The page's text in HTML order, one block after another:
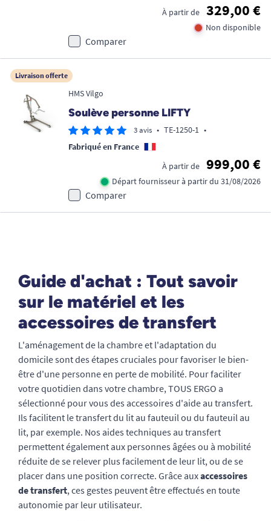
À partir de 329,00 €
Non disponible
Comparer
Livraison offerte
HMS Vilgo
Soulève personne LIFTY
3 avis • TE-1250-1 •
Fabriqué en France
À partir de
999,00 €
Départ fournisseur à partir du 31/08/2026
Comparer
Guide d'achat : Tout savoir
sur le matériel et les
accessoires de transfert
L'aménagement de la chambre et l'adaptation du
domicile sont des étapes cruciales pour favoriser le bien-
être d'une personne en perte de mobilité. Pour faciliter
votre quotidien dans votre chambre, TOUS ERGO a
sélectionné pour vous des accessoires d'aide au transfert.
Ils facilitent le transfert du lit au fauteuil ou du fauteuil au
lit, par exemple. Nos aides techniques au transfert
permettent également aux personnes âgées ou à mobilité
réduite de se relever plus facilement de leur lit, ou de se
placer dans une position correcte. Grâce auxaccessoires
de transfert, ces gestes peuvent être effectués en toute
autonomie par leur utilisateur.